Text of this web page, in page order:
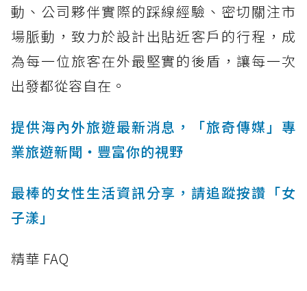
動、公司夥伴實際的踩線經驗、密切關注市
場脈動，致力於設計出貼近客戶的行程，成
為每一位旅客在外最堅實的後盾，讓每一次
出發都從容自在。
提供海內外旅遊最新消息，「旅奇傳媒」專
業旅遊新聞‧豐富你的視野
最棒的女性生活資訊分享，請追蹤按讚「女
子漾」
精華 FAQ